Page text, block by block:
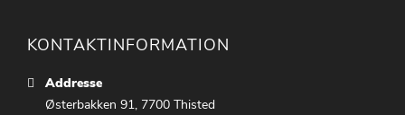
KONTAKTINFORMATION
Addresse
Østerbakken 91, 7700 Thisted